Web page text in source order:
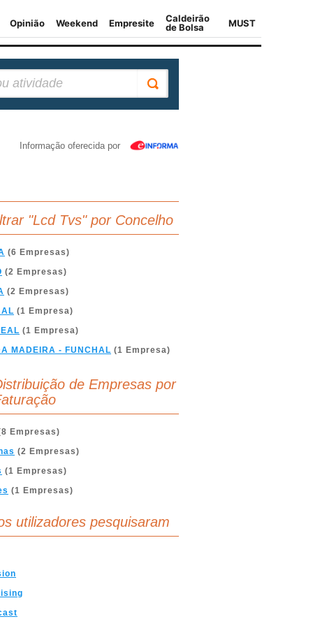
Informação oferecida por
"Lcd Tvs" por Concelho
(6 Empresas)
(2 Empresas)
(2 Empresas)
(1 Empresa)
(1 Empresa)
MADEIRA - FUNCHAL (1 Empresa)
de Empresas por
Empresas)
(2 Empresas)
(1 Empresas)
(1 Empresas)
utilizadores pesquisaram